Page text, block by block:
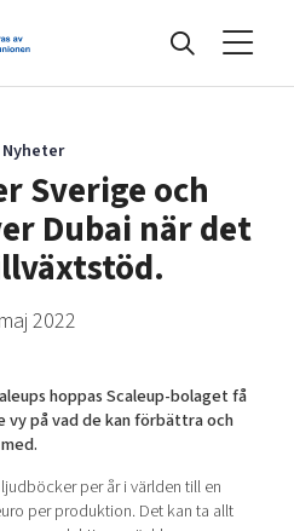
Nyheter
Sverige och
Dubai när det
2022
hoppas Scaleup-bolaget få
på vad de kan förbättra och
per år i världen till en
per produktion. Det kan ta allt